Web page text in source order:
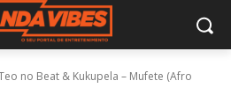
no Beat & Kukupela – Mufete (Afro